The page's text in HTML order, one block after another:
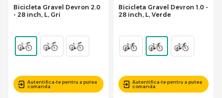
Bicicleta Gravel Devron 2.0
- 28 inch, L, Gri
Autentifica-te pentru a putea
comanda
Bicicleta Gravel Devron 1.0 -
28 inch, L, Verde
Autentifica-te pentru a putea
comanda